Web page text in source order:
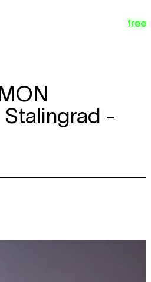
free
Stalingrad -